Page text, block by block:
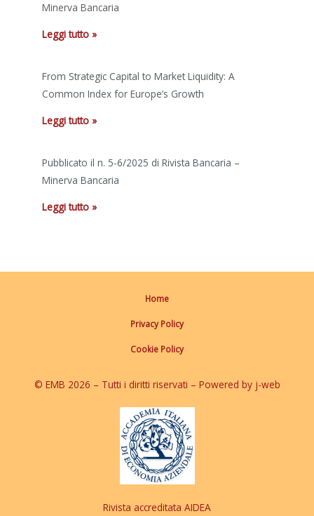
Minerva Bancaria
Leggi tutto »
From Strategic Capital to Market Liquidity: A
Common Index for Europe’s Growth
Leggi tutto »
Pubblicato il n. 5-6/2025 di Rivista Bancaria –
Minerva Bancaria
Leggi tutto »
Home
Privacy Policy
Cookie Policy
© EMB 2026 – Tutti i diritti riservati – Powered by j-web
Rivista accreditata AIDEA